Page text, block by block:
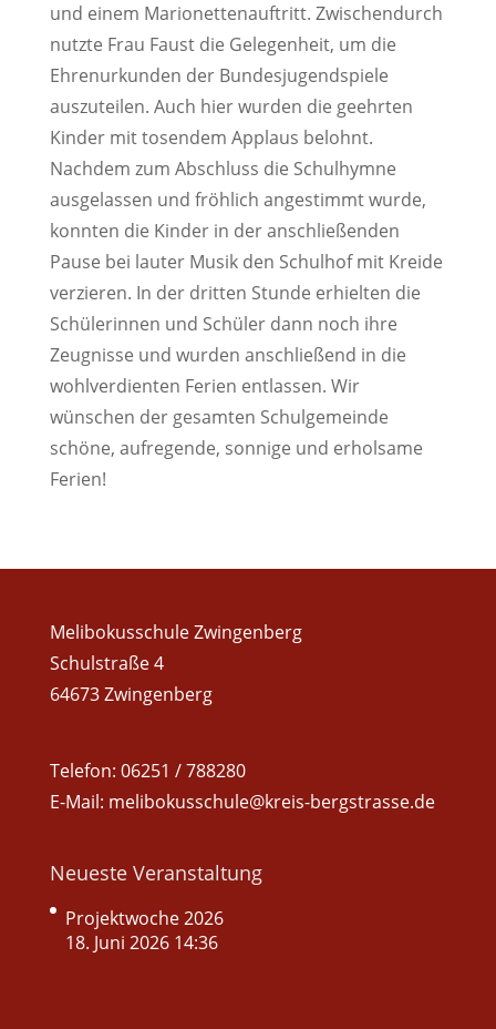
und einem Marionettenauftritt. Zwischendurch
nutzte Frau Faust die Gelegenheit, um die
Ehrenurkunden der Bundesjugendspiele
auszuteilen. Auch hier wurden die geehrten
Kinder mit tosendem Applaus belohnt.
Nachdem zum Abschluss die Schulhymne
ausgelassen und fröhlich angestimmt wurde,
konnten die Kinder in der anschließenden
Pause bei lauter Musik den Schulhof mit Kreide
verzieren. In der dritten Stunde erhielten die
Schülerinnen und Schüler dann noch ihre
Zeugnisse und wurden anschließend in die
wohlverdienten Ferien entlassen. Wir
wünschen der gesamten Schulgemeinde
schöne, aufregende, sonnige und erholsame
Ferien!
Melibokusschule Zwingenberg
Schulstraße 4
64673 Zwingenberg
Telefon: 06251 / 788280
E-Mail: melibokusschule@kreis-bergstrasse.de
Neueste Veranstaltung
Projektwoche 2026
18. Juni 2026 14:36